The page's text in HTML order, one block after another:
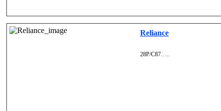
Reliance
28P/C87…..